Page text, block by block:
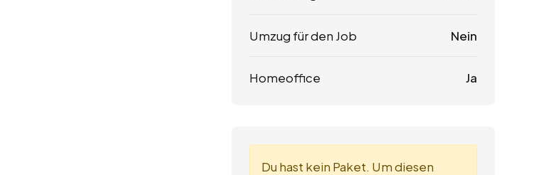
Umzug für den Job Nein
Homeoffice Ja
Du hast kein Paket. Um diesen